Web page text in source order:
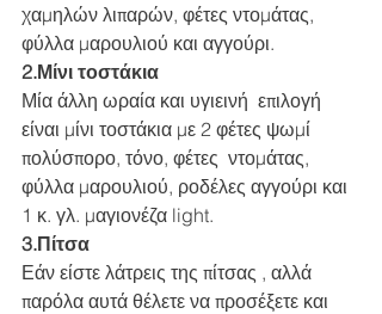
χαμηλών λιπαρών, φέτες ντομάτας,
φύλλα μαρουλιού και αγγούρι.
2.Μίνι τοστάκια
Μία άλλη ωραία και υγιεινή  επιλογή
είναι μίνι τοστάκια με 2 φέτες ψωμί
πολύσπορο, τόνο, φέτες  ντομάτας,
φύλλα μαρουλιού, ροδέλες αγγούρι και
1 κ. γλ. μαγιονέζα light.
3.Πίτσα
Εάν είστε λάτρεις της πίτσας , αλλά
παρόλα αυτά θέλετε να προσέξετε και